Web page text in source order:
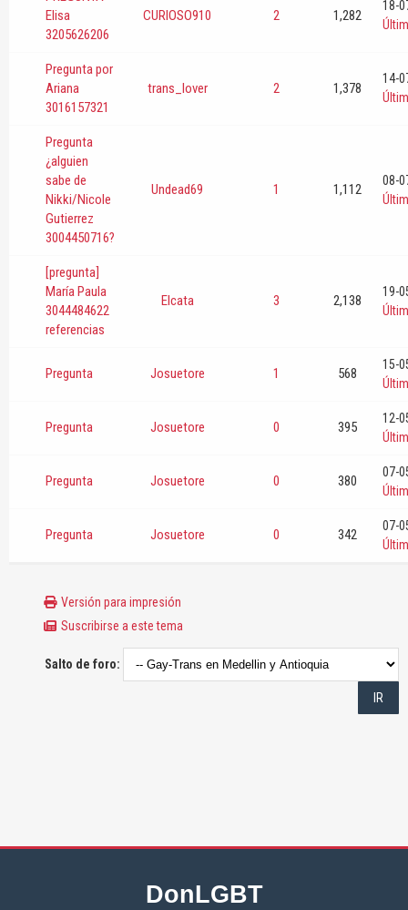
Elisa
3205626206
CURIOSO910 2 1,282
18-
Pregunta por
Ariana
3016157321
trans_lover 2 1,378
14-
Pregunta
¿alguien
sabe de
Nikki/Nicole
Gutierrez
3004450716?
Undead69 1 1,112
08-
[pregunta]
María Paula
3044484622
referencias
Elcata 3 2,138
19-
Pregunta Josuetore 1 568
15-
Pregunta Josuetore 0 395
12-
Pregunta Josuetore 0 380
07-
Pregunta Josuetore 0 342
07-
Versión para impresión
Suscribirse a este tema
Salto de foro:
DonLGBT